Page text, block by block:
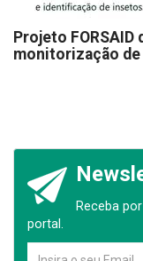
Projeto
monitorização
Receba
portal.